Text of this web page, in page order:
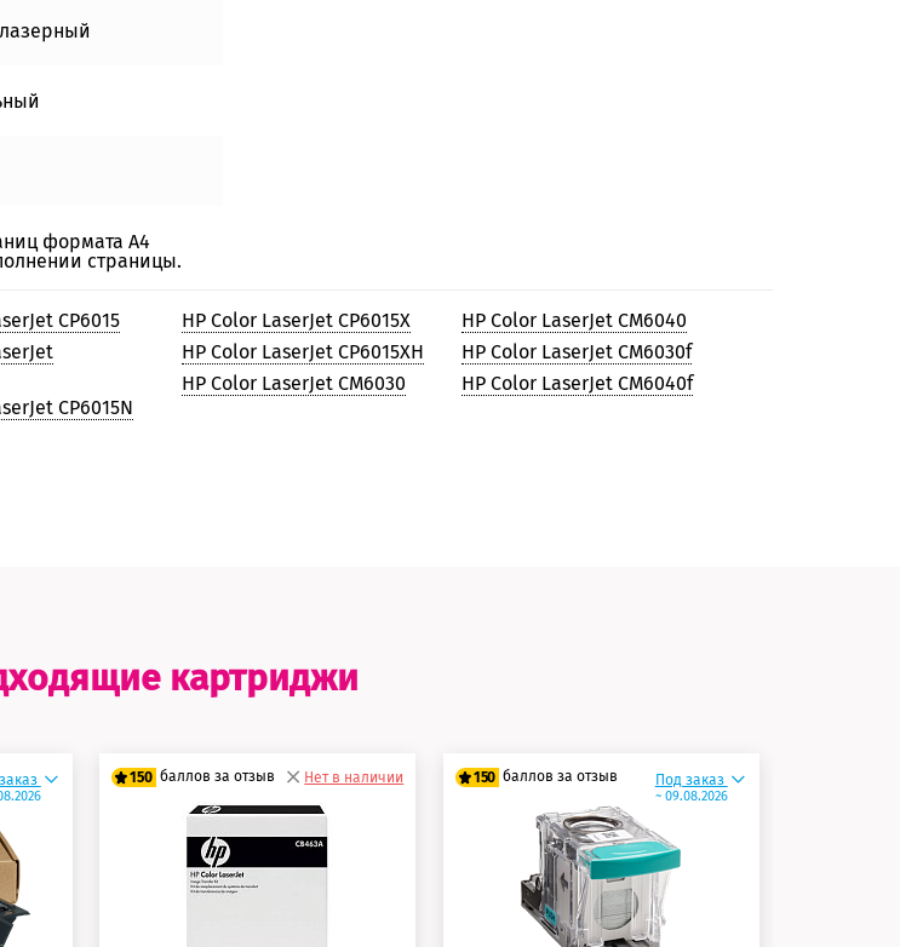
формата А4
страницы.
CP6015
CP6015N
HP Color LaserJet CP6015X
HP Color LaserJet CP6015XH
HP Color LaserJet CM6030
HP Color LaserJet CM6040
HP Color LaserJet CM6030f
HP Color LaserJet CM6040f
картриджи
150 баллов за отзыв
125 баллов
150 баллов
Нет в наличии 150 баллов за отзыв
125 баллов
150 баллов
Под заказ
~ 09.08.2026